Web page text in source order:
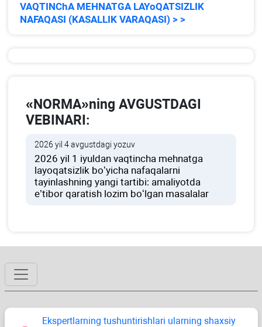
VAQTINChA MEHNATGA LAYoQATSIZLIK
NAFAQASI (KASALLIK VARAQASI) > >
«NORMA»ning AVGUSTDAGI
VEBINARI:
2026 yil 4 avgustdagi yozuv
2026 yil 1 iyuldan vaqtincha mehnatga
layoqatsizlik boʻyicha nafaqalarni
tayinlashning yangi tartibi: amaliyotda
e’tibor qaratish lozim boʻlgan masalalar
Ekspertlarning tushuntirishlari ularning shaхsiy